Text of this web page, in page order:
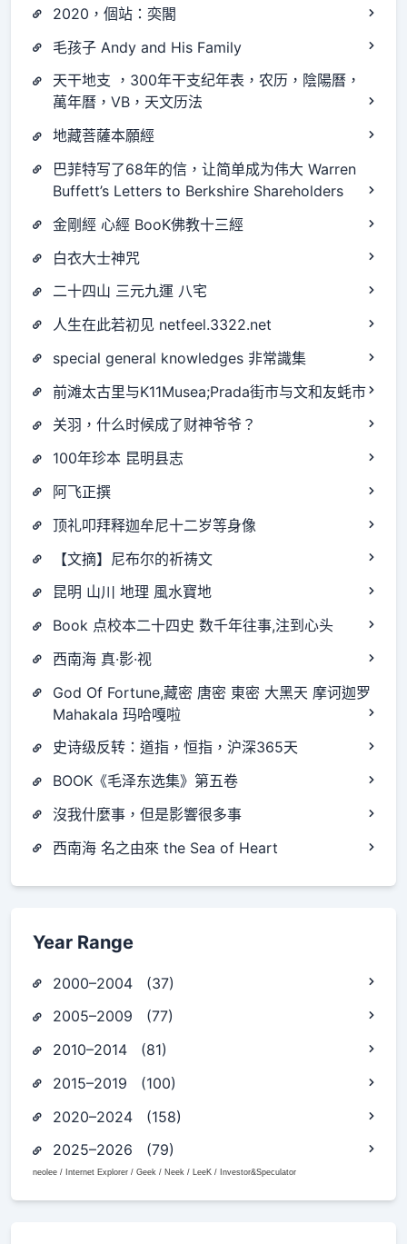
2020，個站：奕閣
毛孩子 Andy and His Family
天干地支 ，300年干支纪年表，农历，陰陽曆，
萬年曆，VB，天文历法
地藏菩薩本願經
巴菲特写了68年的信，让简单成为伟大 Warren
Buffett’s Letters to Berkshire Shareholders
金剛經 心經 BooK佛教十三經
白衣大士神咒
二十四山 三元九運 八宅
人生在此若初见 netfeel.3322.net
special general knowledges 非常識集
前滩太古里与K11Musea;Prada街市与文和友蚝市
关羽，什么时候成了财神爷爷？
100年珍本 昆明县志
阿飞正撰
顶礼叩拜释迦牟尼十二岁等身像
【文摘】尼布尔的祈祷文
昆明 山川 地理 風水寶地
Book 点校本二十四史 数千年往事,注到心头
西南海 真·影·视
God Of Fortune,藏密 唐密 東密 大黑天 摩诃迦罗
Mahakala 玛哈嘎啦
史诗级反转：道指，恒指，沪深365天
BOOK《毛泽东选集》第五卷
沒我什麼事，但是影響很多事
西南海 名之由來 the Sea of Heart
Year Range
2000–2004 (37)
2005–2009 (77)
2010–2014 (81)
2015–2019 (100)
2020–2024 (158)
2025–2026 (79)
neolee / Internet Explorer / Geek / Neek / LeeK / Investor&Speculator